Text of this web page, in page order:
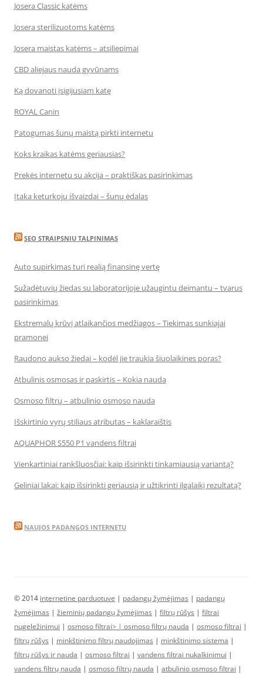
Josera Classic katėms
Josera sterilizuotoms katėms
Josera maistas katėms – atsiliepimai
CBD aliejaus nauda gyvūnams
Ką dovanoti įsigijusiam katę
ROYAL Canin
Patogumas šunų maistą pirkti internetu
Koks kraikas katėms geriausias?
Prekės internetu su akcija – praktiškas pasirinkimas
Įtaka keturkojų išvaizdai – šunų ėdalas
SEO STRAIPSNIU TALPINIMAS
Auto supirkimas turi realią finansinę vertę
Sužadėtuvių žiedas su laboratorijoje užaugintu deimantu – tvarus
pasirinkimas
Ekstremalų krūvį atlaikančios medžiagos – Tiekimas sunkiajai
pramonei
Raudono aukso žiedai – kodėl jie traukia šiuolaikines poras?
Atbulinis osmosas ir paskirtis – Kokia nauda
Osmoso filtrų – atbulinio osmoso nauda
Išskirtinio vyrų stiliaus atributas – kaklaraištis
AQUAPHOR S550 P1 vandens filtrai
Vienkartiniai rankšluosčiai: kaip išsirinkti tinkamiausią variantą?
Geliniai lakai: kaip išsirinkti geriausią ir užtikrinti ilgalaikį rezultatą?
NAUJOS PADANGOS INTERNETU
© 2014 internetine parduotuve | padangų žymėjimas | padangų
žymėjimas | žieminių padangų žymėjimas | filtrų rūšys | filtrai
nugeležinimui | osmoso filtrai> | osmoso filtrų nauda | osmoso filtrai |
filtrų rūšys | minkštinimo filtrų naudojimas | minkštinimo sistema |
filtrų rūšys ir nauda | osmoso filtrai | vandens filtrai nukalkinimui |
vandens filtrų nauda | osmoso filtrų nauda | atbulinio osmoso filtrai |